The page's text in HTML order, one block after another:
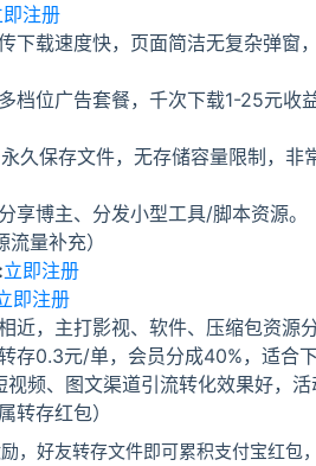
即注册
下载速度快，页面简洁无复杂弹窗
档位广告套餐，千次下载1-25元收
久保存文件，无存储容量限制，非
享博主、分发小型工具/脚本资源。
量补充）
立即注册
即注册
近，主打影视、软件、压缩包资源分
存0.3元/单，会员分成40%，适合下
频、图文渠道引流转化效果好，活
转存红包）
，好友转存文件即可累积支付宝红包